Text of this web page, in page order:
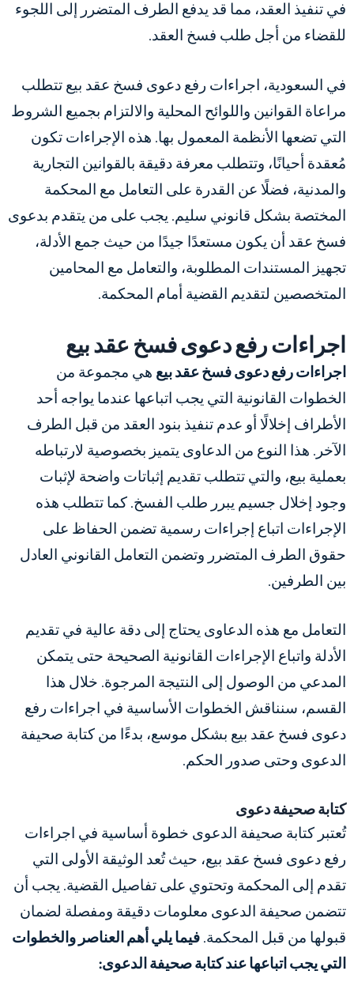
في تنفيذ العقد، مما قد يدفع الطرف المتضرر إلى اللجوء
للقضاء من أجل طلب فسخ العقد.
في السعودية، اجراءات رفع دعوى فسخ عقد بيع تتطلب
مراعاة القوانين واللوائح المحلية والالتزام بجميع الشروط
التي تضعها الأنظمة المعمول بها. هذه الإجراءات تكون
مُعقدة أحيانًا، وتتطلب معرفة دقيقة بالقوانين التجارية
والمدنية، فضلًا عن القدرة على التعامل مع المحكمة
المختصة بشكل قانوني سليم. يجب على من يتقدم بدعوى
فسخ عقد أن يكون مستعدًا جيدًا من حيث جمع الأدلة،
تجهيز المستندات المطلوبة، والتعامل مع المحامين
المتخصصين لتقديم القضية أمام المحكمة.
اجراءات رفع دعوى فسخ عقد بيع
اجراءات رفع دعوى فسخ عقد بيع هي مجموعة من
الخطوات القانونية التي يجب اتباعها عندما يواجه أحد
الأطراف إخلالًا أو عدم تنفيذ بنود العقد من قبل الطرف
الآخر. هذا النوع من الدعاوى يتميز بخصوصية لارتباطه
بعملية بيع، والتي تتطلب تقديم إثباتات واضحة لإثبات
وجود إخلال جسيم يبرر طلب الفسخ. كما تتطلب هذه
الإجراءات اتباع إجراءات رسمية تضمن الحفاظ على
حقوق الطرف المتضرر وتضمن التعامل القانوني العادل
بين الطرفين.
التعامل مع هذه الدعاوى يحتاج إلى دقة عالية في تقديم
الأدلة واتباع الإجراءات القانونية الصحيحة حتى يتمكن
المدعي من الوصول إلى النتيجة المرجوة. خلال هذا
القسم، سنناقش الخطوات الأساسية في اجراءات رفع
دعوى فسخ عقد بيع بشكل موسع، بدءًا من كتابة صحيفة
الدعوى وحتى صدور الحكم.
كتابة صحيفة دعوى
تُعتبر كتابة صحيفة الدعوى خطوة أساسية في اجراءات
رفع دعوى فسخ عقد بيع، حيث تُعد الوثيقة الأولى التي
تقدم إلى المحكمة وتحتوي على تفاصيل القضية. يجب أن
تتضمن صحيفة الدعوى معلومات دقيقة ومفصلة لضمان
قبولها من قبل المحكمة. فيما يلي أهم العناصر والخطوات
التي يجب اتباعها عند كتابة صحيفة الدعوى: